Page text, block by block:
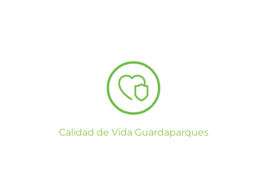
Calidad de Vida Guardaparques